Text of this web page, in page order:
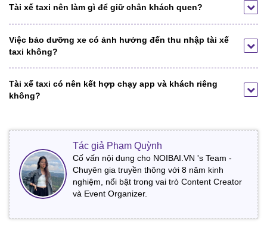
Tài xế taxi nên làm gì để giữ chân khách quen?
Việc bảo dưỡng xe có ảnh hưởng đến thu nhập tài xế
taxi không?
Tài xế taxi có nên kết hợp chạy app và khách riêng
không?
Tác giả Phạm Quỳnh
Cố vấn nội dung cho NOIBAI.VN 's Team -
Chuyên gia truyền thông với 8 năm kinh
nghiệm, nổi bật trong vai trò Content Creator
và Event Organizer.